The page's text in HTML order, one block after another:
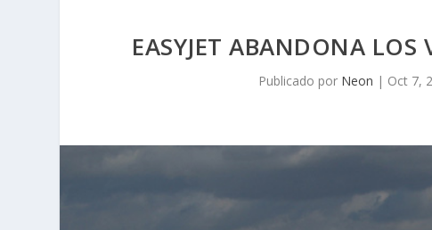
EASYJET ABANDONA
Publicado por Neon | Oct 7,